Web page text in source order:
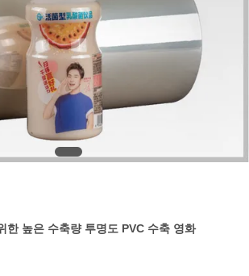
한 높은 수축량 투명도 PVC 수축 영화